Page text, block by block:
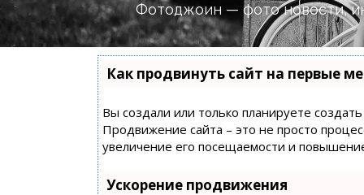
Фотоджоин — фото новости,
Как продвинуть сайт на первые
Вы создали или только планируете
Продвижение сайта – это не просто
увеличение его посещаемости и
Ускорение продвижения